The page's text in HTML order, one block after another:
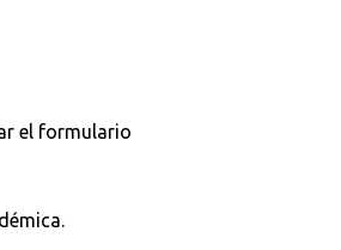
el formulario